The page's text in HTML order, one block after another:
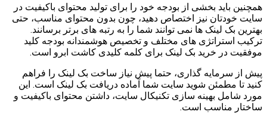
همچنین باید بخشی از بودجه خود را برای تولید محتوای باکیفیت در
سایت خودتان نیز اختصاص دهید، چون بدون محتوای مناسب، حتی
بهترین بک لینک ها نمی توانند شما را به رتبه های برتر برسانند.
ترکیب استراتژی های مختلف و تخصیص هوشمندانه بودجه کلید
موفقیت در خرید بک لینک برای کلمه کلیدی کاشت ابرو است.
پیش از سرمایه گذاری، حتما پیش نیاز ساخت بک لینک را فراهم
کنید تا مطمئن شوید سایت شما آماده دریافت بک لینک است. این
مورد شامل بهینه سازی تکنیکال سایت، داشتن محتوای باکیفیت و
ساختار مناسب است.